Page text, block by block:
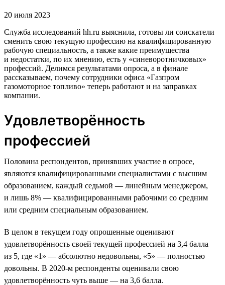
20 июля 2023
Служба исследований hh.ru выяснила, готовы ли соискатели
сменить свою текущую профессию на квалифицированную
рабочую специальность, а также какие преимущества
и недостатки, по их мнению, есть у «синеворотничковых»
профессий. Делимся результатами опроса, а в финале
рассказываем, почему сотрудники офиса «Газпром
газомоторное топливо» теперь работают и на заправках
компании.
Удовлетворённость
профессией
Половина респондентов, принявших участие в опросе,
являются квалифицированными специалистами с высшим
образованием, каждый седьмой — линейным менеджером,
и лишь 8% — квалифицированными рабочими со средним
или средним специальным образованием.
В целом в текущем году опрошенные оценивают
удовлетворённость своей текущей профессией на 3,4 балла
из 5, где «1» — абсолютно недовольны, «5» — полностью
довольны. В 2020-м респонденты оценивали свою
удовлетворённость чуть выше — на 3,6 балла.